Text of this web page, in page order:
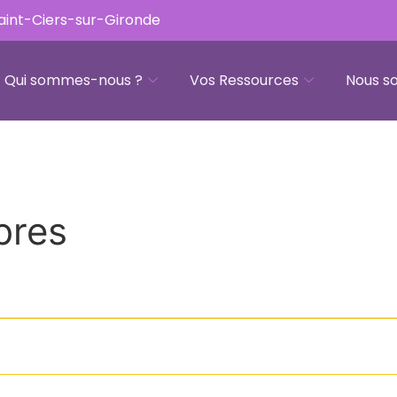
Ciers-sur-Gironde
Qui sommes-nous ? Vos Ressources Nous